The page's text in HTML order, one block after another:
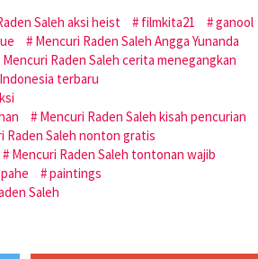
Saleh aksi heist filmkita21
ganool
Mencuri Raden Saleh Angga Yunanda
Mencuri Raden Saleh cerita menegangkan
terbaru
Mencuri Raden Saleh kisah pencurian
Raden Saleh nonton gratis
Mencuri Raden Saleh tontonan wajib
pahe
paintings
Saleh